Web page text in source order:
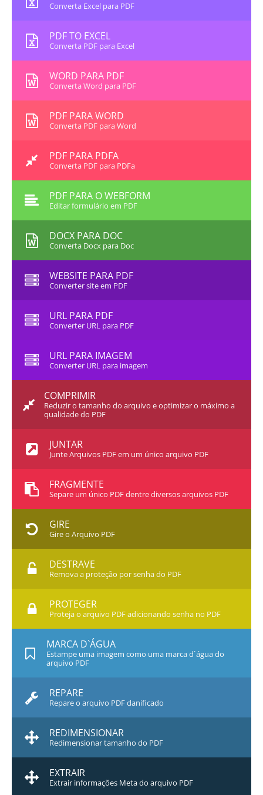
Converta Excel para PDF
PDF TO EXCEL
Converta PDF para Excel
WORD PARA PDF
Converta Word para PDF
PDF PARA WORD
Converta PDF para Word
PDF PARA PDFA
Converta PDF para PDFa
PDF PARA O WEBFORM
Editar formulário em PDF
DOCX PARA DOC
Converta Docx para Doc
WEBSITE PARA PDF
Converter site em PDF
URL PARA PDF
Converter URL para PDF
URL PARA IMAGEM
Converter URL para imagem
COMPRIMIR
Reduzir o tamanho do arquivo e optimizar o máximo a
qualidade do PDF
JUNTAR
Junte Arquivos PDF em um único arquivo PDF
FRAGMENTE
Separe um único PDF dentre diversos arquivos PDF
GIRE
Gire o Arquivo PDF
DESTRAVE
Remova a proteção por senha do PDF
PROTEGER
Proteja o arquivo PDF adicionando senha no PDF
MARCA D`ÁGUA
Estampe uma imagem como uma marca d`água do
arquivo PDF
REPARE
Repare o arquivo PDF danificado
REDIMENSIONAR
Redimensionar tamanho do PDF
EXTRAIR
Extrair informações Meta do arquivo PDF